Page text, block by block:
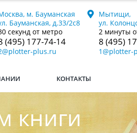
м. Бауманская
Бауманская, д.33/2с8
секунд от метро
(495) 177-74-14
plus.ru
Мытищи,
ул.
2 минуты
8 (495)
1@plotter-
КОНТАКТЫ
книги